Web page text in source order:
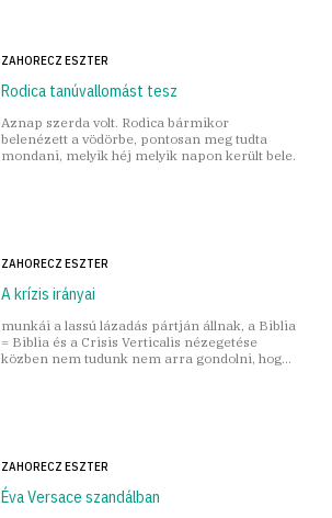
ZAHORECZ ESZTER
Rodica tanúvallomást tesz
Aznap szerda volt. Rodica bármikor
belenézett a vödörbe, pontosan meg tudta
mondani, melyik héj melyik napon került bele.
ZAHORECZ ESZTER
A krízis irányai
munkái a lassú lázadás pártján állnak, a Biblia
= Biblia és a Cri­sis Verticalis nézegetése
közben nem tudunk nem arra gondolni, hogy
ZAHORECZ ESZTER
Éva Versace szandálban